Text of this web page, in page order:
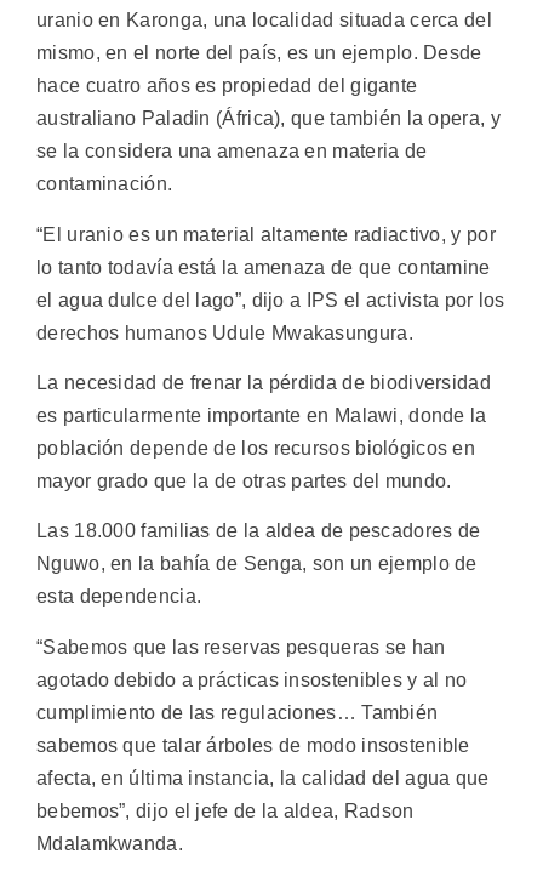
uranio en Karonga, una localidad situada cerca del
mismo, en el norte del país, es un ejemplo. Desde
hace cuatro años es propiedad del gigante
australiano Paladin (África), que también la opera, y
se la considera una amenaza en materia de
contaminación.
“El uranio es un material altamente radiactivo, y por
lo tanto todavía está la amenaza de que contamine
el agua dulce del lago”, dijo a IPS el activista por los
derechos humanos Udule Mwakasungura.
La necesidad de frenar la pérdida de biodiversidad
es particularmente importante en Malawi, donde la
población depende de los recursos biológicos en
mayor grado que la de otras partes del mundo.
Las 18.000 familias de la aldea de pescadores de
Nguwo, en la bahía de Senga, son un ejemplo de
esta dependencia.
“Sabemos que las reservas pesqueras se han
agotado debido a prácticas insostenibles y al no
cumplimiento de las regulaciones… También
sabemos que talar árboles de modo insostenible
afecta, en última instancia, la calidad del agua que
bebemos”, dijo el jefe de la aldea, Radson
Mdalamkwanda.